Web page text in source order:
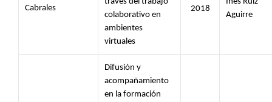
Cabrales
colaborativo en
ambientes
virtuales
2018
Aguirre
Difusión y
acompañamiento
en la formación